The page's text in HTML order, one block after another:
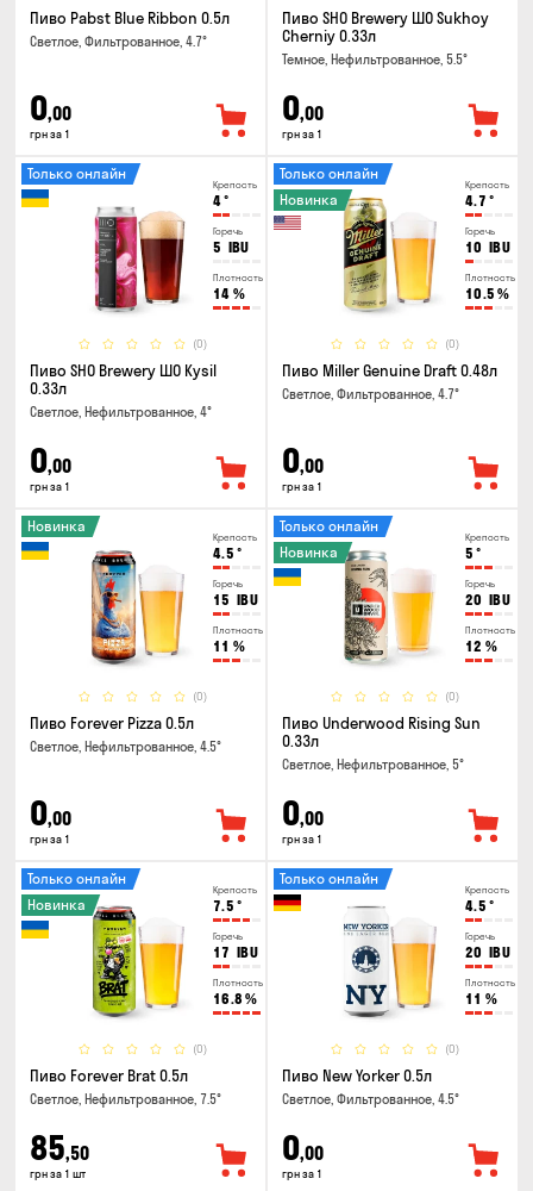
Пиво Pabst Blue Ribbon 0.5л
Светлое, Фильтрованное, 4.7°
0,00
грн за 1
Пиво SHO Brewery ШО Sukhoy
Cherniy 0.33л
Темное, Нефильтрованное, 5.5°
0,00
грн за 1
Крепость
4°
Горечь
5 IBU
Плотность
14 %
(0)
Только онлайн
Пиво SHO Brewery ШО Kysil
0.33л
Светлое, Нефильтрованное, 4°
0,00
грн за 1
Крепость
4.7 °
Горечь
10 IBU
Плотность
10.5 %
(0)
Только онлайн
Новинка
Пиво Miller Genuine Draft 0.48л
Светлое, Фильтрованное, 4.7°
0,00
грн за 1
Крепость
4.5 °
Горечь
15 IBU
Плотность
11 %
(0)
Новинка
Пиво Forever Pizza 0.5л
Светлое, Нефильтрованное, 4.5°
0,00
грн за 1
Крепость
5 °
Горечь
20 IBU
Плотность
12 %
(0)
Только онлайн
Новинка
Пиво Underwood Rising Sun
0.33л
Светлое, Нефильтрованное, 5°
0,00
грн за 1
Крепость
7.5 °
Горечь
17 IBU
Плотность
16.8 %
(0)
Только онлайн
Новинка
Пиво Forever Brat 0.5л
Светлое, Нефильтрованное, 7.5°
85,50
грн за 1 шт
Крепость
4.5 °
Горечь
20 IBU
Плотность
11 %
(0)
Только онлайн
Пиво New Yorker 0.5л
Светлое, Фильтрованное, 4.5°
0,00
грн за 1